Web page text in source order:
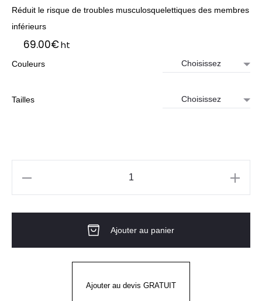
Réduit le risque de troubles musculosquelettiques des membres
inférieurs
69.00€ht
Couleurs
Tailles
KOSMO
Ajouter au panier
Ajouter au devis GRATUIT